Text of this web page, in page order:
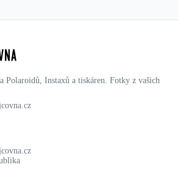
Polaroidů, Instaxů a tiskáren. Fotky z vašich